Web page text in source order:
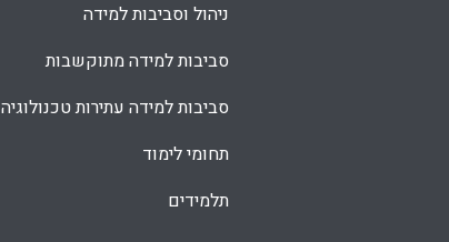
ניהול וסביבות למידה
סביבות למידה מתוקשבות
סביבות למידה עתירות טכנולוגיה
תחומי לימוד
תלמידים